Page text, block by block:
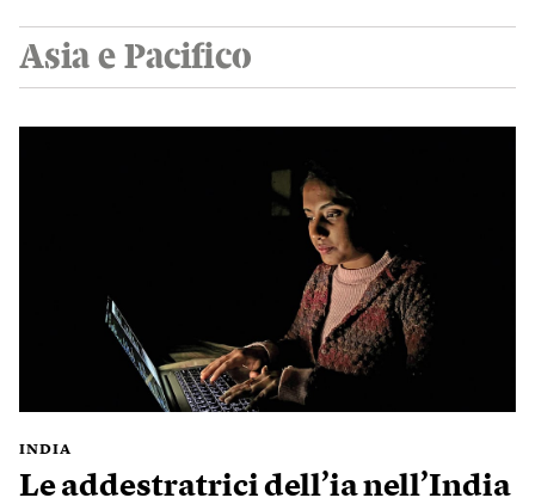
Asia e Pacifico
INDIA
Le addestratrici dell’ia nell’India